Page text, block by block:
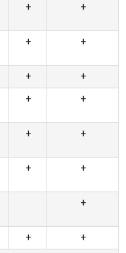
+ +
+ +
+
+
+ +
+ +
+ +
+
+
+